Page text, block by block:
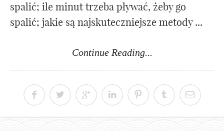
spalić; ile minut trzeba pływać, żeby go
spalić; jakie są najskuteczniejsze metody ...
Continue Reading...